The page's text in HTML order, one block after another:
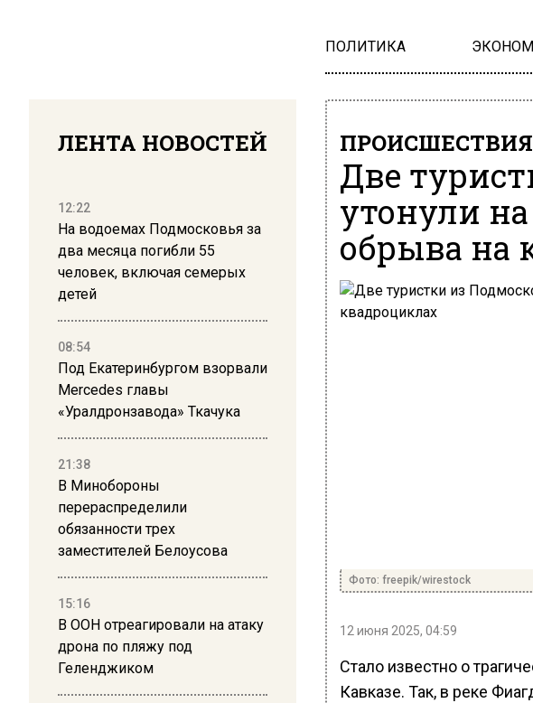
ПОЛИТИКА
ЛЕНТА НОВОСТЕЙ
12:22
На водоемах Подмосковья за
два месяца погибли 55
человек, включая семерых
детей
08:54
Под Екатеринбургом взорвали
Mercedes главы
«Уралдронзавода» Ткачука
21:38
В Минобороны
перераспределили
обязанности трех
заместителей Белоусова
15:16
В ООН отреагировали на атаку
дрона по пляжу под
Геленджиком
ПРОИСШЕСТВИЯ
Две
утонули на
обрыва на
Фото: freepik/wirestock
12 июня 2025, 04:59
Стало известно о
Кавказе. Так, в реке